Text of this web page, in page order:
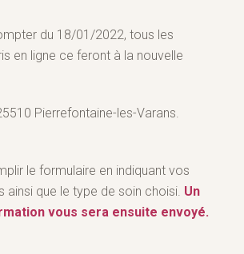
du 18/01/2022, tous les
en ligne ce feront à la nouvelle
Pierrefontaine-les-Varans.
le formulaire en indiquant vos
ainsi que le type de soin choisi. Un
vous sera ensuite envoyé.